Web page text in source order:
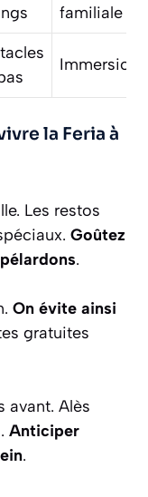
familiale
Immersion
la Feria à
Les restos
Goûtez
.
On évite ainsi
gratuites
avant. Alès
Anticiper
.